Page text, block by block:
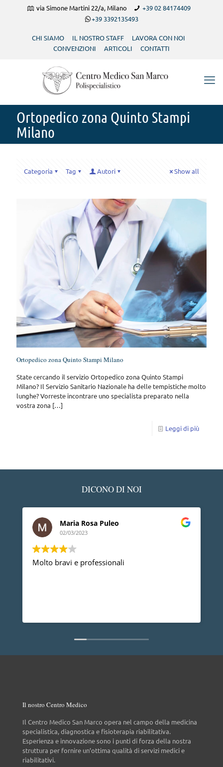
via Simone Martini 22/a, Milano
+39 02 84174409
+39 3392135493
CHI SIAMO IL NOSTRO STAFF
LAVORA CON NOI
CONVENZIONI
ARTICOLI CONTATTI
Ortopedico zona Quinto Stampi
Milano
Categoria Tag Autori Show all
Ortopedico zona Quinto Stampi Milano
State cercando il servizio Ortopedico zona Quinto Stampi
Milano? Il Servizio Sanitario Nazionale ha delle tempistiche molto
lunghe? Vorreste incontrare uno specialista preparato nella
vostra zona […]
Leggi di più
DICONO DI NOI
Maria Rosa Puleo
02/03/2023
Molto bravi e professionali
Il nostro Centro Medico
Il Centro Medico San Marco opera nel campo della medicina
specialistica, diagnostica e fisioterapia riabilitativa.
Esperienza e innovazione sono i punti di forza della nostra
struttura per fornire un’ottima qualità di servizi medici e
riabilitativi.